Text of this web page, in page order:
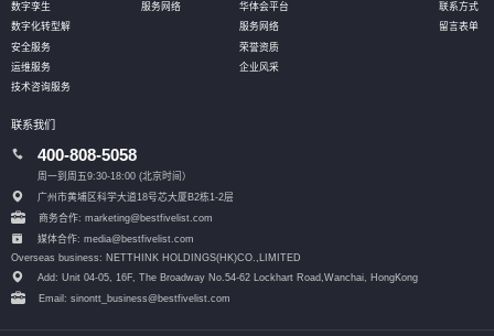
数字孪生
数字化转型解
安全服务
运维服务
技术咨询服务
服务网络
华体会平台
服务网络
荣誉资质
企业风采
联系方式
留言表单
联系我们
400-808-5058
周一到周五9:30-18:00 (北京时间）
广州市黄埔区科学大道18号芯大厦B2栋1-2层
商务合作: marketing@bestfivelist.com
媒体合作: media@bestfivelist.com
Overseas business: NETTHINK HOLDINGS(HK)CO.,LIMITED
Add: Unit 04-05, 16F, The Broadway No.54-62 Lockhart Road, Wanchai, HongKong
Email: sinontt_business@bestfivelist.com